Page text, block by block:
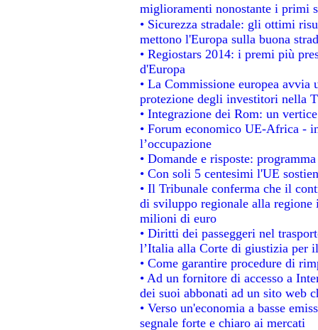
miglioramenti nonostante i primi
• Sicurezza stradale: gli ottimi
mettono l'Europa sulla buona
• Regiostars 2014: i premi più
d'Europa
• La Commissione europea
protezione degli investitori nella
• Integrazione dei Rom: un
• Forum economico UE-Africa -
l’occupazione
• Domande e risposte:
• Con soli 5 centesimi l'UE
• Il Tribunale conferma che il
di sviluppo regionale alla regione
milioni di euro
• Diritti dei passeggeri nel
l’Italia alla Corte di giustizia per
• Come garantire procedure di
• Ad un fornitore di accesso a
dei suoi abbonati ad un sito web
• Verso un'economia a basse
segnale forte e chiaro ai mercati